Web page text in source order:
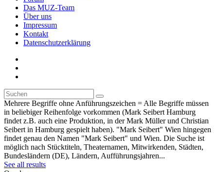
Das MUZ-Team
Über uns
Impressum
Kontakt
Datenschutzerklärung
Mehrere Begriffe ohne Anführungszeichen = Alle Begriffe müssen
in beliebiger Reihenfolge vorkommen (Mark Seibert Hamburg
findet z.B. auch eine Produktion, in der Mark Müller und Christian
Seibert in Hamburg gespielt haben). "Mark Seibert" Wien hingegen
findet genau den Namen "Mark Seibert" und Wien. Die Suche ist
möglich nach Stücktiteln, Theaternamen, Mitwirkenden, Städten,
Bundesländern (DE), Ländern, Aufführungsjahren...
See all results